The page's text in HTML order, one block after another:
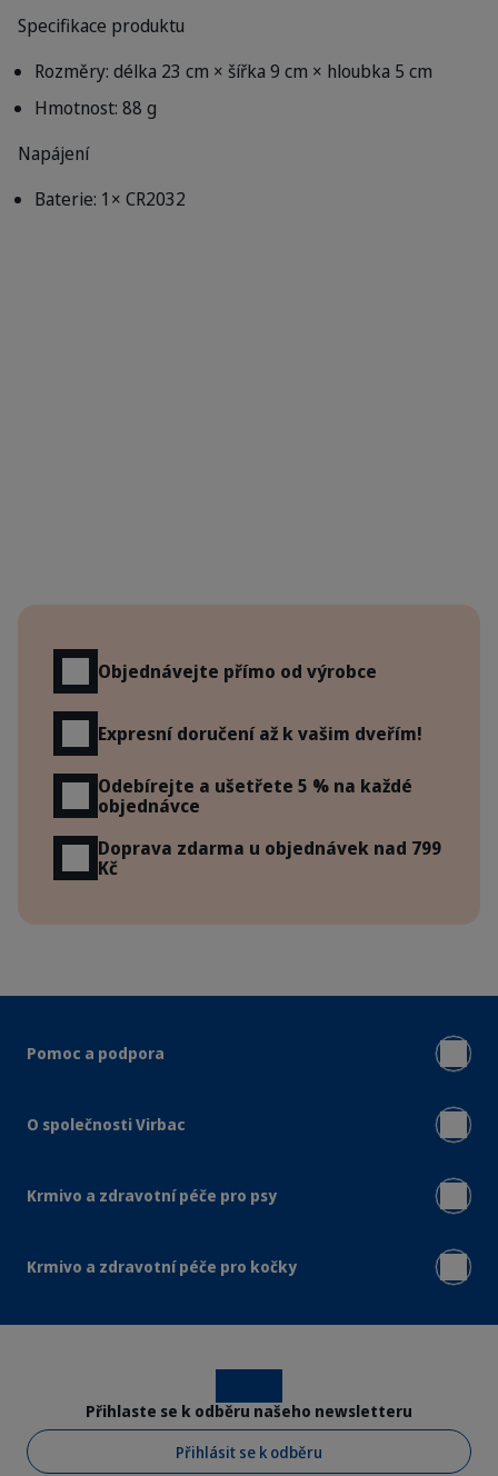
Specifikace produktu
Rozměry: délka 23 cm × šířka 9 cm × hloubka 5 cm
Hmotnost: 88 g
Napájení
Baterie: 1× CR2032
Objednávejte přímo od výrobce
Expresní doručení až k vašim dveřím!
Odebírejte a ušetřete 5 % na každé
objednávce
Doprava zdarma u objednávek nad 799
Kč
Pomoc a podpora
O společnosti Virbac
Krmivo a zdravotní péče pro psy
Krmivo a zdravotní péče pro kočky
Přihlaste se k odběru našeho newsletteru
Přihlásit se k odběru